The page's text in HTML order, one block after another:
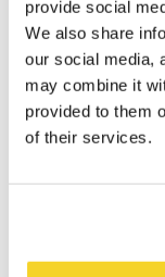
provide social
We also share
our social media,
may combine it
provided to them
of their services.
worden
Gratis
NL
Binnen 30